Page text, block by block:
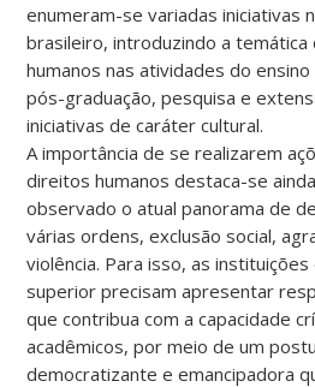
enumeram-se variadas iniciativas
brasileiro, introduzindo a
humanos nas atividades do
pós-graduação, pesquisa e
iniciativas de caráter cultural.
A importância de se realizarem
direitos humanos destaca-se
observado o atual panorama de
várias ordens, exclusão social,
violência. Para isso, as instituições
superior precisam apresentar
que contribua com a capacidade
acadêmicos, por meio de um
democratizante e emancipadora